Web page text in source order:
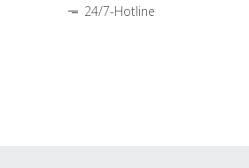
24/7-Hotline